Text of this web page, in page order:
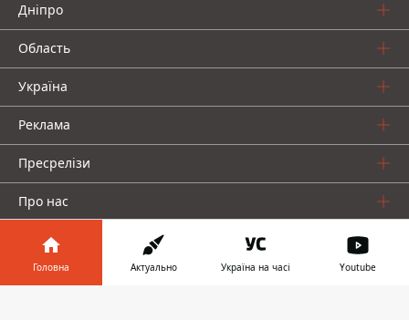
Дніпро
Область
Україна
Реклама
Пресрелізи
Про нас
Головна Актуально Україна на часі Youtube